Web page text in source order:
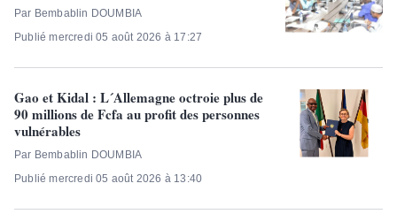
Par Bembablin DOUMBIA
Publié mercredi 05 août 2026 à 17:27
Gao et Kidal : L´Allemagne octroie plus de
90 millions de Fcfa au profit des personnes
vulnérables
Par Bembablin DOUMBIA
Publié mercredi 05 août 2026 à 13:40